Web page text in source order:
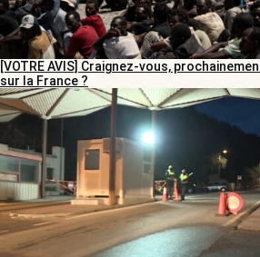
[VOTRE AVIS] Craignez-vous,
sur la France ?